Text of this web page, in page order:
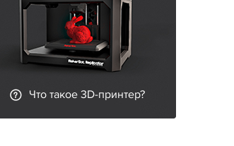
Что такое 3D-принтер?